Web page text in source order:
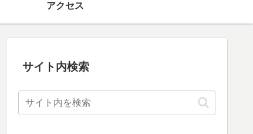
アクセス
サイト内検索